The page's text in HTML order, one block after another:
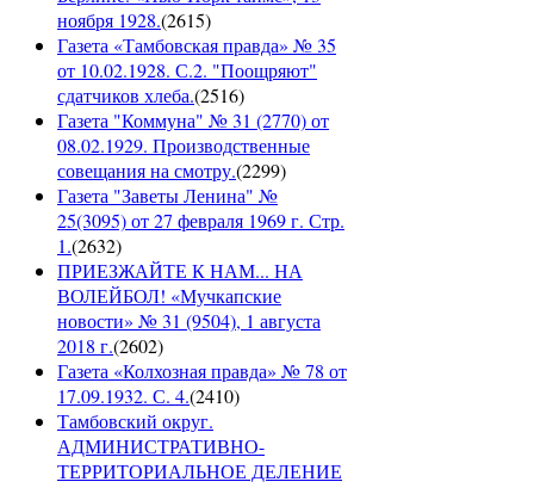
ноября 1928.(2615)
Газета «Тамбовская правда» № 35
от 10.02.1928. С.2. "Поощряют"
сдатчиков хлеба.(2516)
Газета "Коммуна" № 31 (2770) от
08.02.1929. Производственные
совещания на смотру.(2299)
Газета "Заветы Ленина" №
25(3095) от 27 февраля 1969 г. Стр.
1.(2632)
ПРИЕЗЖАЙТЕ К НАМ... НА
ВОЛЕЙБОЛ! «Мучкапские
новости» № 31 (9504), 1 августа
2018 г.(2602)
Газета «Колхозная правда» № 78 от
17.09.1932. С. 4.(2410)
Тамбовский округ.
АДМИНИСТРАТИВНО-
ТЕРРИТОРИАЛЬНОЕ ДЕЛЕНИЕ